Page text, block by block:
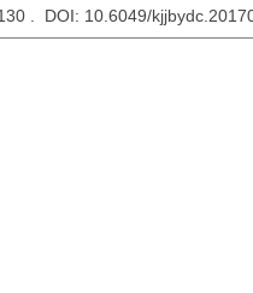
. DOI: 10.6049/